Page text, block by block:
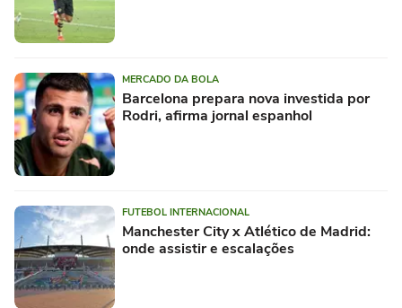
MERCADO DA BOLA
Barcelona prepara nova investida por
Rodri, afirma jornal espanhol
FUTEBOL INTERNACIONAL
Manchester City x Atlético de Madrid:
onde assistir e escalações